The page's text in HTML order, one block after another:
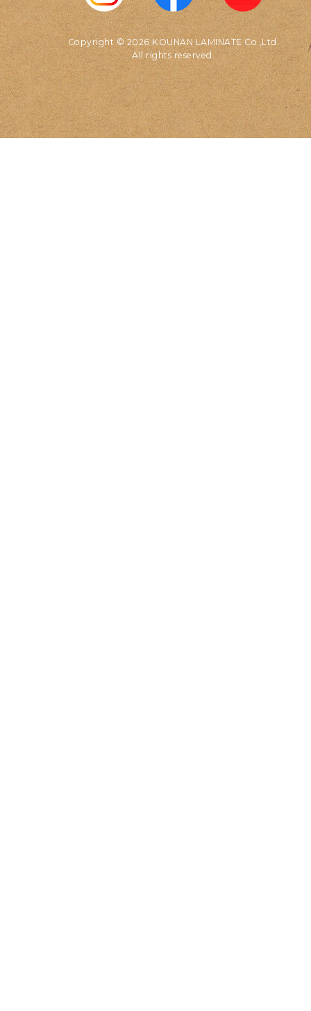
Copyright © 2026 KOUNAN LAMINATE Co.,Ltd.
All rights reserved.